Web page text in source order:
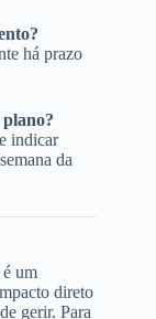
há prazo
indicar
da
um
direto
gerir. Para